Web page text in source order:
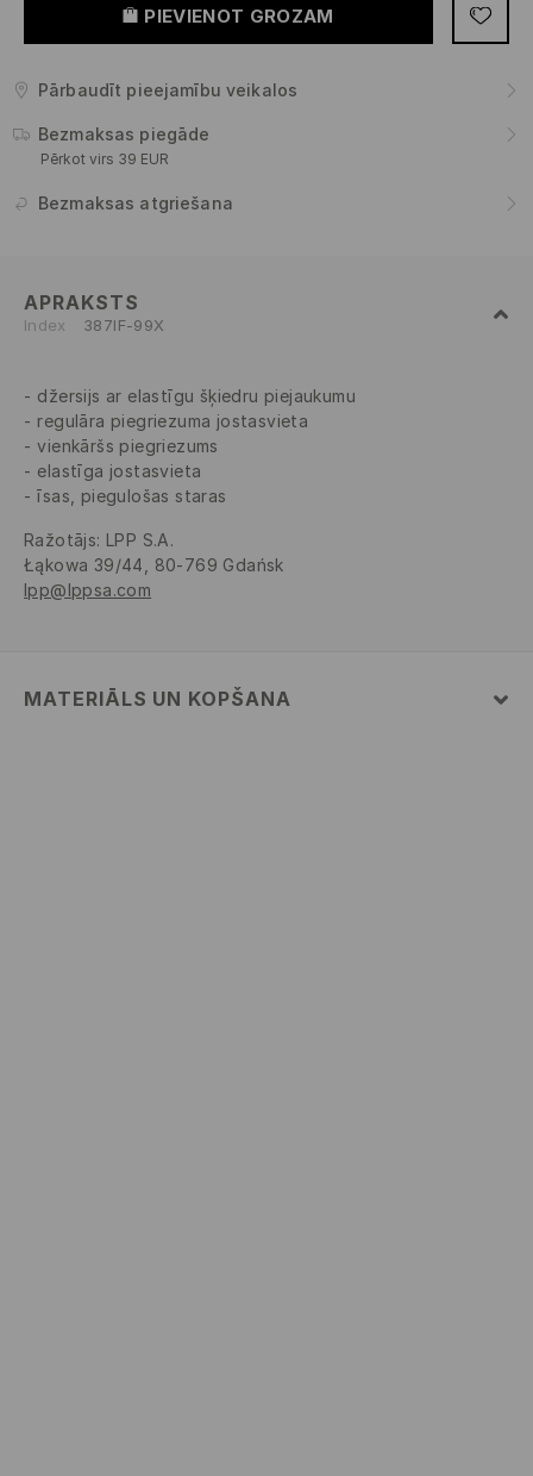
PIEVIENOT GROZAM
Pārbaudīt pieejamību veikalos
Bezmaksas piegāde
Pērkot virs 39 EUR
Bezmaksas atgriešana
APRAKSTS
Index 387IF-99X
džersijs ar elastīgu šķiedru piejaukumu
regulāra piegriezuma jostasvieta
vienkāršs piegriezums
elastīga jostasvieta
īsas, piegulošas staras
Ražotājs: LPP S.A.
Łąkowa 39/44, 80-769 Gdańsk
lpp@lppsa.com
MATERIĀLS UN KOPŠANA